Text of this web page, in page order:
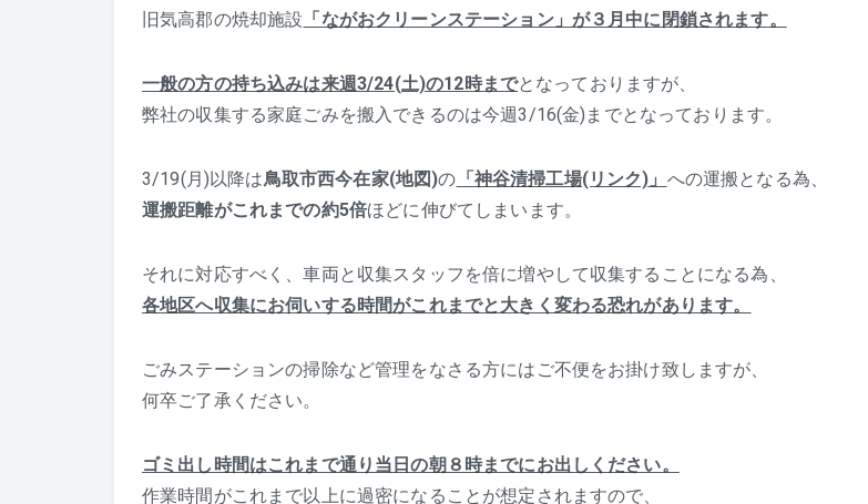
旧気高郡の焼却施設 「ながおクリーンステーション」が３月中に閉鎖されます。
一般の方の持ち込みは来週3/24(土)の12時までとなっておりますが、
弊社の収集する家庭ごみを搬入できるのは今週3/16(金)までとなっております。
3/19(月)以降は鳥取市西今在家(地図)の 「神谷清掃工場(リンク) 」 への運搬となる為、
運搬距離がこれまでの約5倍ほどに伸びてしまいます。
それに対応すべく、車両と収集スタッフを倍に増やして収集することになる為、
各地区へ収集にお伺いする時間がこれまでと大きく変わる恐れがあります。
ごみステーションの掃除など管理をなさる方にはご不便をお掛け致しますが、
何卒ご了承ください。
ゴミ出し時間はこれまで通り当日の朝８時までにお出しください。
作業時間がこれまで以上に過密になることが想定されますので、